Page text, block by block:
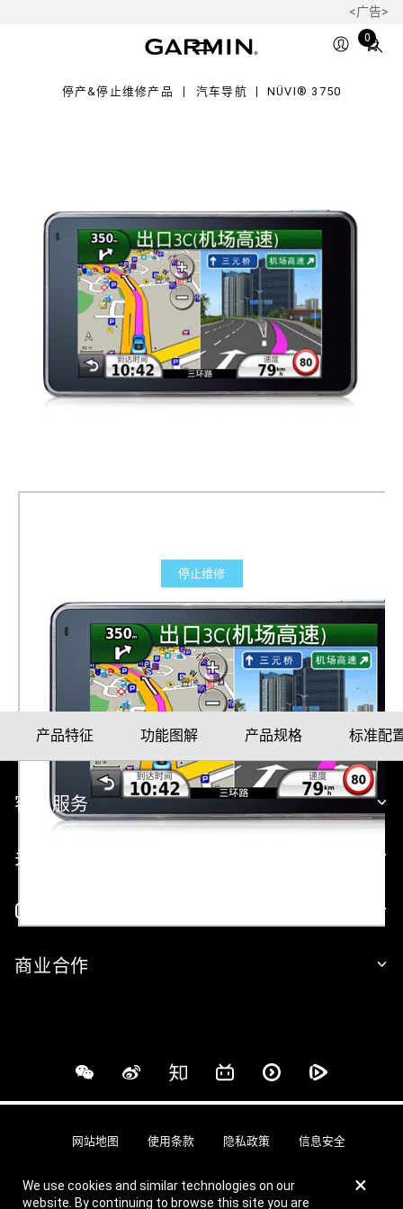
<广告>
0
Total
停产&停止维修产品 汽车导航 NÜVI® 3750
停止维修
nüvi® 3750
产品料号010-00858-65
产品特征 功能图解 产品规格 标准配
客户服务
关于 GARMIN
GARMIN 网站
商业合作
© 上海佳明航电企业管理有限公司 版权所有
网站地图 使用条款 隐私政策 信息安全
We use cookies and similar technologies on our
website. By continuing to browse this site you are
×